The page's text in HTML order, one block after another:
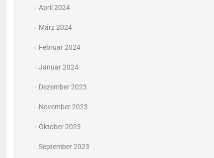
April 2024
März 2024
Februar 2024
Januar 2024
Dezember 2023
November 2023
Oktober 2023
September 2023